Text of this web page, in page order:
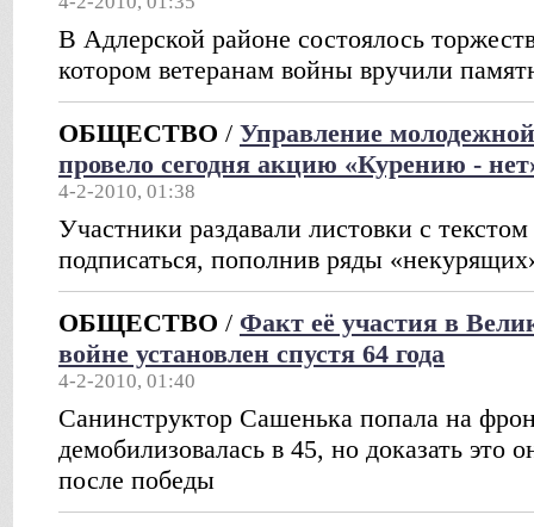
В Адлерской районе состоялось
котором ветеранам войны вручили
ОБЩЕСТВО / Управление
провело сегодня акцию «Курению -
4-2-2010, 01:38
Участники раздавали листовки с
подписаться, пополнив ряды
ОБЩЕСТВО / Факт её участия в
войне установлен спустя 64 года
4-2-2010, 01:40
Санинструктор Сашенька попала на
демобилизовалась в 45, но доказать это
после победы